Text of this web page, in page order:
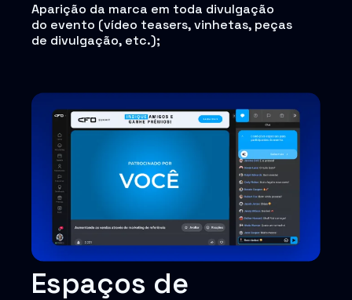
Aparição da marca em toda divulgação
do evento (vídeo teasers, vinhetas, peças
de divulgação, etc.);
Espaços de